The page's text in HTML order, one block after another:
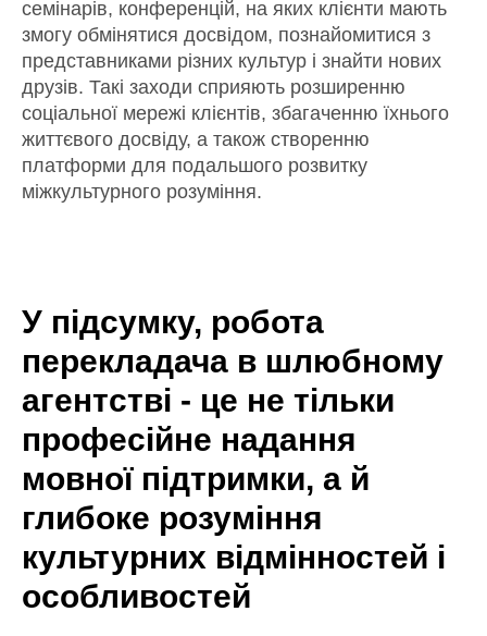
семінарів, конференцій, на яких клієнти мають
змогу обмінятися досвідом, познайомитися з
представниками різних культур і знайти нових
друзів. Такі заходи сприяють розширенню
соціальної мережі клієнтів, збагаченню їхнього
життєвого досвіду, а також створенню
платформи для подальшого розвитку
міжкультурного розуміння.
У підсумку, робота
перекладача в шлюбному
агентстві - це не тільки
професійне надання
мовної підтримки, а й
глибоке розуміння
культурних відмінностей і
особливостей